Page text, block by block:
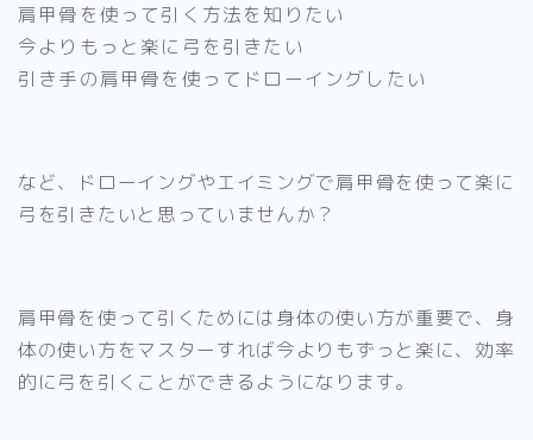
肩甲骨を使って引く方法を知りたい
今よりもっと楽に弓を引きたい
引き手の肩甲骨を使ってドローイングしたい
など、ドローイングやエイミングで肩甲骨を使って楽に
弓を引きたいと思っていませんか？
肩甲骨を使って引くためには身体の使い方が重要で、 身
体の使い方をマスターすれば今よりもずっと楽に、効率
的に弓を引くことができるようになります。